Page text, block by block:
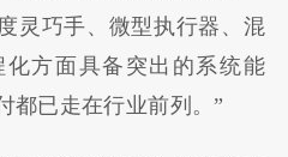
灵巧手、微型执行器、混
方面具备突出的系统能
都已走在行业前列。”